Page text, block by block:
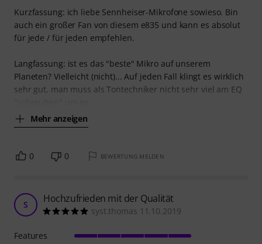
Kurzfassung: ich liebe Sennheiser-Mikrofone sowieso. Bin
auch ein großer Fan von diesem e835 und kann es absolut
für jede / für jeden empfehlen.
Langfassung: ist es das "beste" Mikro auf unserem
Planeten? Vielleicht (nicht)... Auf jeden Fall klingt es wirklich
sehr gut, man muss als Tontechniker nicht sehr viel am EQ
Mehr anzeigen
0 0 BEWERTUNG MELDEN
S Hochzufrieden mit der Qualität
syst.thomas 11.10.2019
Features